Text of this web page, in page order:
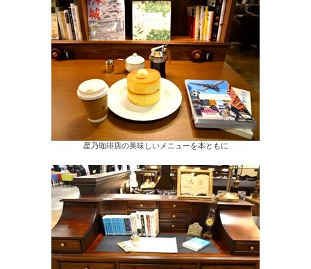
星乃珈琲店の美味しいメニューを本ともに